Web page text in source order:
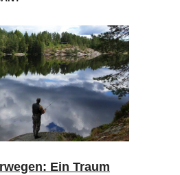
Ein Traum